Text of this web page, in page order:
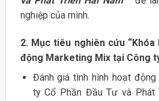
nghiệp của mình.
2. Mục tiêu nghiên cứu
động Marketing Mix tại Công
Đánh giá tình hình hoạt động
ty Cổ Phần Đầu Tư và Phát